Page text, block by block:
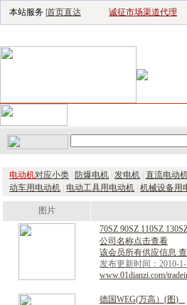
本站服务 | 首页直达 诚征市场渠道代理
电动机对应小类 防爆电机 发电机 直流电动
动车用电动机
电动工具用电动机 机械设备用
图片
70SZ 90SZ 110SZ 130S
公司名称点击查看
该会员所有供应信息
发布更新时间：2010-1-
www.01dianzi.com/
德国WEG(万高） (图)